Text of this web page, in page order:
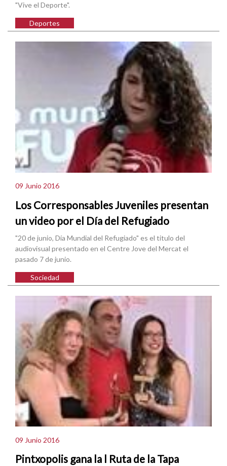
"Vive el Deporte".
Deportes
09 Junio 2016
Los Corresponsables Juveniles presentan
un video por el Día del Refugiado
"20 de junio, Día Mundial del Refugiado" es el titulo del
audiovisual presentado en el Centre Jove del Mercat el
pasado 7 de junio.
Sociedad
09 Junio 2016
Pintxopolis gana la l Ruta de la Tapa